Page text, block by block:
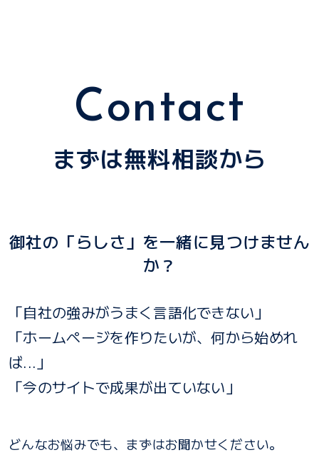
Contact
まずは無料相談から
御社の「らしさ」を一緒に見つけません
か？
「自社の強みがうまく言語化できない」
「ホームページを作りたいが、何から始めれ
ば...」
「今のサイトで成果が出ていない」
どんなお悩みでも、まずはお聞かせください。